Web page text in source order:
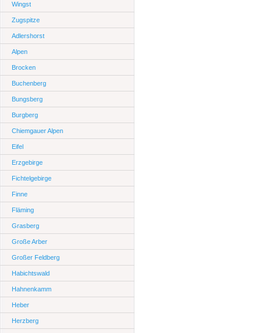
Wingst
Zugspitze
Adlershorst
Alpen
Brocken
Buchenberg
Bungsberg
Burgberg
Chiemgauer Alpen
Eifel
Erzgebirge
Fichtelgebirge
Finne
Fläming
Grasberg
Große Arber
Großer Feldberg
Habichtswald
Hahnenkamm
Heber
Herzberg